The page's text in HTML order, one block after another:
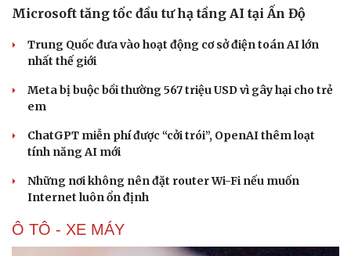
Văn hóa
Văn học
Âm nhạc
Sao Việt
Microsoft tăng tốc đầu tư hạ tầng AI tại Ấn Độ
Trung Quốc đưa vào hoạt động cơ sở điện toán AI lớn
nhất thế giới
Meta bị buộc bồi thường 567 triệu USD vì gây hại cho trẻ
em
ChatGPT miễn phí được “cởi trói”, OpenAI thêm loạt
tính năng AI mới
Những nơi không nên đặt router Wi-Fi nếu muốn
Internet luôn ổn định
Ô TÔ - XE MÁY